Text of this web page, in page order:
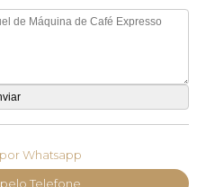
Whatsapp
Telefone